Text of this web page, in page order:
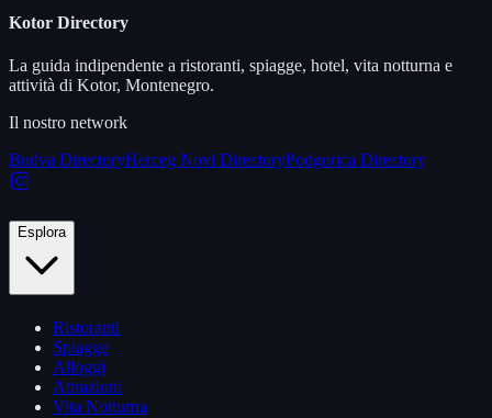
Kotor Directory
La guida indipendente a ristoranti, spiagge, hotel, vita notturna e
attività di Kotor, Montenegro.
Il nostro network
Budva DirectoryHerceg Novi DirectoryPodgorica Directory
Esplora
Ristoranti
Spiagge
Alloggi
Attrazioni
Vita Notturna